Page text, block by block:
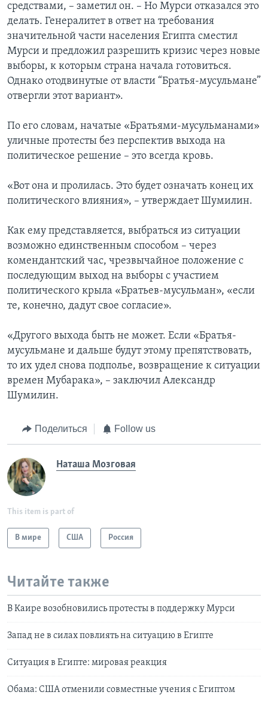
средствами, – заметил он. – Но Мурси отказался это
делать. Генералитет в ответ на требования
значительной части населения Египта сместил
Мурси и предложил разрешить кризис через новые
выборы, к которым страна начала готовиться.
Однако отодвинутые от власти “Братья-мусульмане”
отвергли этот вариант».
По его словам, начатые «Братьями-мусульманами»
уличные протесты без перспектив выхода на
политическое решение – это всегда кровь.
«Вот она и пролилась. Это будет означать конец их
политического влияния», – утверждает Шумилин.
Как ему представляется, выбраться из ситуации
возможно единственным способом – через
комендантский час, чрезвычайное положение с
последующим выход на выборы с участием
политического крыла «Братьев-мусульман», «если
те, конечно, дадут свое согласие».
«Другого выхода быть не может. Если «Братья-
мусульмане и дальше будут этому препятствовать,
то их удел снова подполье, возвращение к ситуации
времен Мубарака», – заключил Александр
Шумилин.
Поделиться Follow us
Наташа Мозговая
This item is part of
В мире США Россия
Читайте также
В Каире возобновились протесты в поддержку Мурси
Запад не в силах повлиять на ситуацию в Египте
Ситуация в Египте: мировая реакция
Обама: США отменили совместные учения с Египтом